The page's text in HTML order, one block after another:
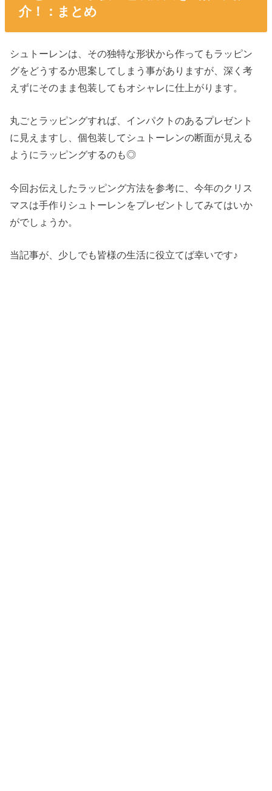
介！：まとめ
シュトーレンは、その独特な形状から作ってもラッピン
グをどうするか思案してしまう事がありますが、深く考
えずにそのまま包装してもオシャレに仕上がります。
丸ごとラッピングすれば、インパクトのあるプレゼント
に見えますし、個包装してシュトーレンの断面が見える
ようにラッピングするのも◎
今回お伝えしたラッピング方法を参考に、今年のクリス
マスは手作りシュトーレンをプレゼントしてみてはいか
がでしょうか。
当記事が、少しでも皆様の生活に役立てば幸いです♪